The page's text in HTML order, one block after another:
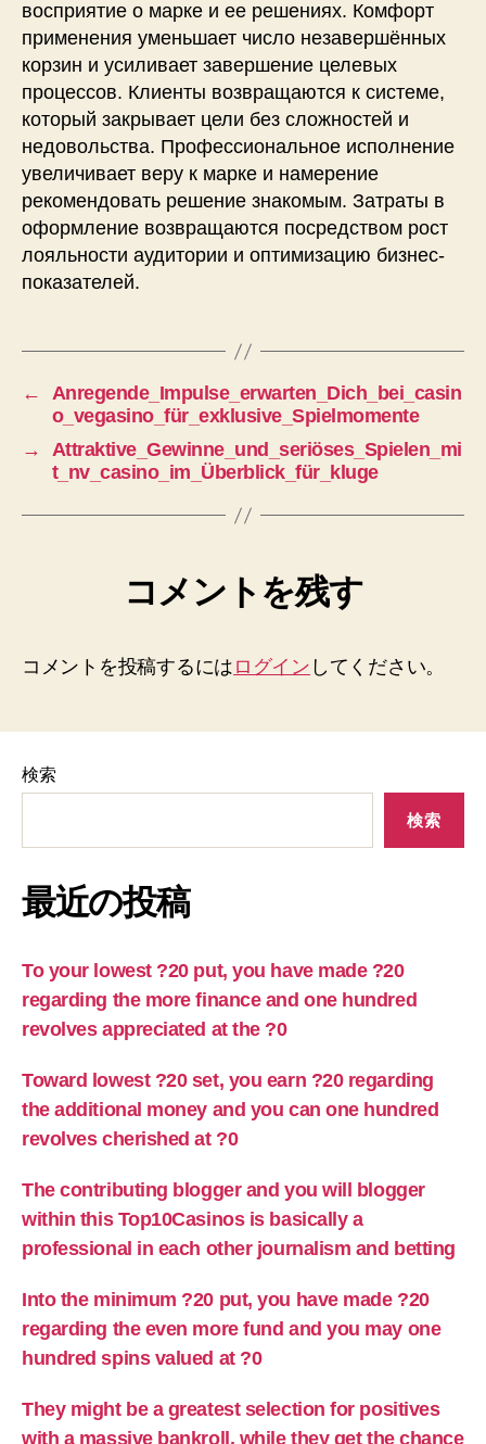
восприятие о марке и ее решениях. Комфорт
применения уменьшает число незавершённых
корзин и усиливает завершение целевых
процессов. Клиенты возвращаются к системе,
который закрывает цели без сложностей и
недовольства. Профессиональное исполнение
увеличивает веру к марке и намерение
рекомендовать решение знакомым. Затраты в
оформление возвращаются посредством рост
лояльности аудитории и оптимизацию бизнес-
показателей.
←
Anregende_Impulse_erwarten_Dich_bei_casin
o_vegasino_für_exklusive_Spielmomente
→
Attraktive_Gewinne_und_seriöses_Spielen_mi
t_nv_casino_im_Überblick_für_kluge
コメントを残す
コメントを投稿するには ログイン してください。
検索
検索
最近の投稿
To your lowest ?20 put, you have made ?20
regarding the more finance and one hundred
revolves appreciated at the ?0
Toward lowest ?20 set, you earn ?20 regarding
the additional money and you can one hundred
revolves cherished at ?0
The contributing blogger and you will blogger
within this Top10Casinos is basically a
professional in each other journalism and betting
Into the minimum ?20 put, you have made ?20
regarding the even more fund and you may one
hundred spins valued at ?0
They might be a greatest selection for positives
with a massive bankroll, while they get the chance